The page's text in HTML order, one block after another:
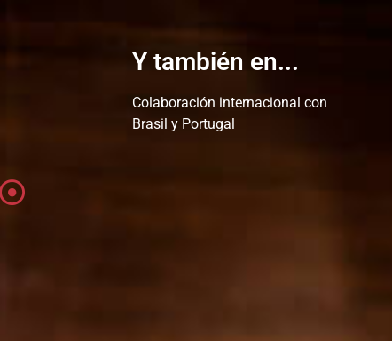
Y también en...
Colaboración internacional con
Brasil y Portugal